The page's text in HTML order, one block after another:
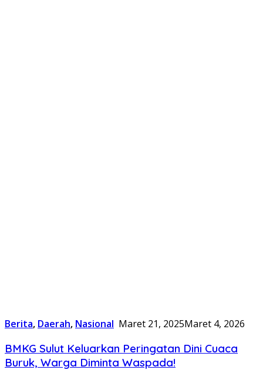
Berita, Daerah, Nasional Maret 21, 2025Maret 4, 2026
BMKG Sulut Keluarkan Peringatan Dini Cuaca
Buruk, Warga Diminta Waspada!